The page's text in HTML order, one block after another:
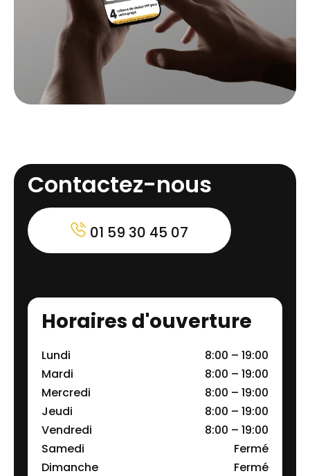
Contactez-nous
01 59 30 45 07
Horaires d'ouverture
Lundi
8:00 – 19:00
Mardi
8:00 – 19:00
Mercredi
8:00 – 19:00
Jeudi
8:00 – 19:00
Vendredi
8:00 – 19:00
Samedi
Fermé
Dimanche
Fermé